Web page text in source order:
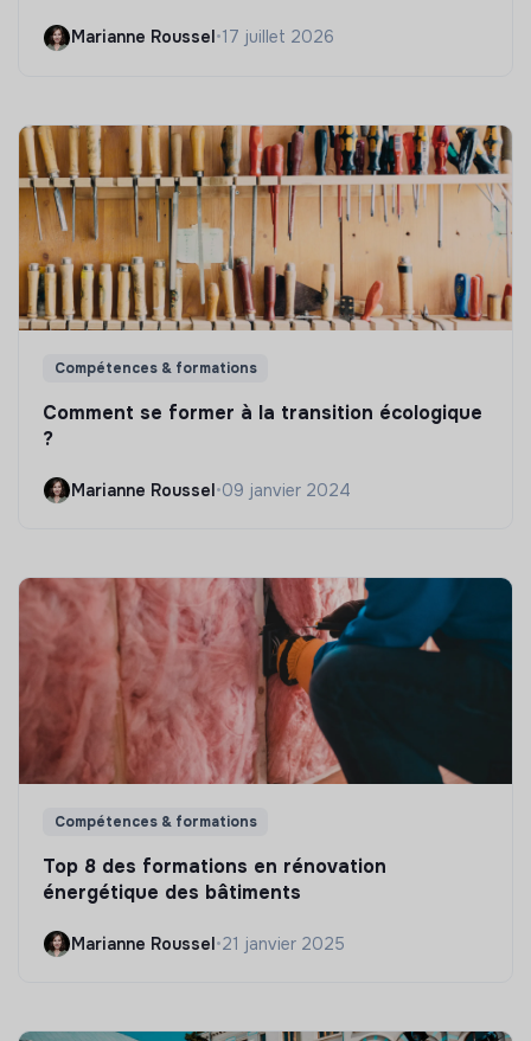
Marianne Roussel•17 juillet 2026
Compétences & formations
Comment se former à la transition écologique
?
Marianne Roussel•09 janvier 2024
Compétences & formations
Top 8 des formations en rénovation
énergétique des bâtiments
Marianne Roussel•21 janvier 2025